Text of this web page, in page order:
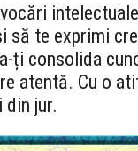
să te exprimi
ți consolida
atentă. Cu o
din jur.